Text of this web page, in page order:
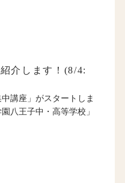
介します！(8/4:
講座」がスタートしま
八王子中・高等学校」